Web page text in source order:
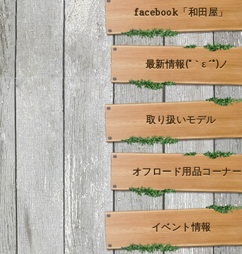
facebook「和田屋」
最新情報(*｀ε´*)ノ
取り扱いモデル
オフロード用品コーナー
イベント情報